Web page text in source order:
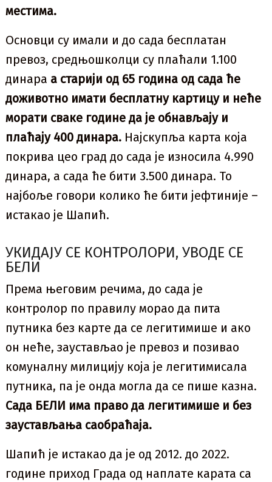
местима.
Основци су имали и до сада бесплатан
превоз, средњошколци су плаћали 1.100
динара а старији од 65 година од сада ће
доживотно имати бесплатну картицу и неће
морати сваке године да је обнављају и
плаћају 400 динара. Најскупља карта која
покрива цео град до сада је износила 4.990
динара, а сада ће бити 3.500 динара. То
најбоље говори колико ће бити јефтиније –
истакао је Шапић.
УКИДАЈУ СЕ КОНТРОЛОРИ, УВОДЕ СЕ
БЕЛИ
Према његовим речима, до сада је
контролор по правилу морао да пита
путника без карте да се легитимише и ако
он неће, заустављао је превоз и позивао
комуналну милицију која је легитимисала
путника, па је онда могла да се пише казна.
Сада БЕЛИ има право да легитимише и без
заустављања саобраћаја.
Шапић је истакао да је од 2012. до 2022.
године приход Града од наплате карата са